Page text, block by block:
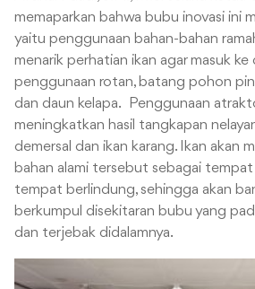
memaparkan bahwa bubu inovasi ini
yaitu penggunaan bahan-bahan
menarik perhatian ikan agar masuk
penggunaan rotan, batang pohon
dan daun kelapa. Penggunaan
meningkatkan hasil tangkapan
demersal dan ikan karang. Ikan akan
bahan alami tersebut sebagai
tempat berlindung, sehingga akan
berkumpul disekitaran bubu yang
dan terjebak didalamnya.